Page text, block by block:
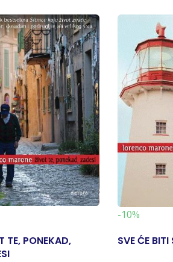
TE, PONEKAD,
-10%
SVE ĆE